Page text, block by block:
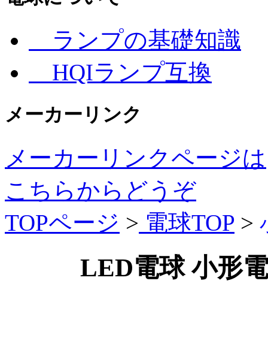
ランプの基礎知識
HQIランプ互換
メーカーリンク
メーカーリンクページは
こちらからどうぞ
TOPページ > 電球TOP >
LED電球 小形